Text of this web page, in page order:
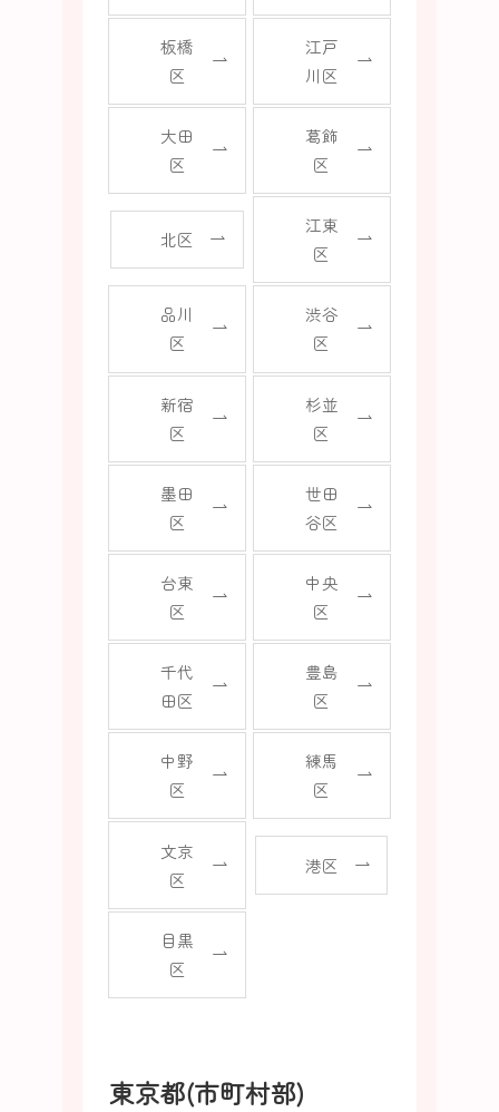
板橋
区
江戸
川区
大田
区
葛飾
区
北区
江東
区
品川
区
渋谷
区
新宿
区
杉並
区
墨田
区
世田
谷区
台東
区
中央
区
千代
田区
豊島
区
中野
区
練馬
区
文京
区
港区
目黒
区
東京都(市町村部)